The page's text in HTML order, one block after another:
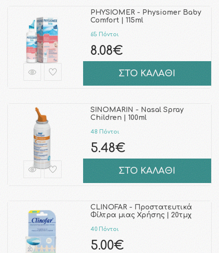
PHYSIOMER - Physiomer Baby
Comfort | 115ml
65 Πόντοι
8.08€
ΣΤΟ ΚΑΛΑΘΙ
SINOMARIN - Nasal Spray
Children | 100ml
48 Πόντοι
5.48€
ΣΤΟ ΚΑΛΑΘΙ
CLINOFAR - Προστατευτικά
Φίλτρα μιας Χρήσης | 20τμχ
40 Πόντοι
5.00€